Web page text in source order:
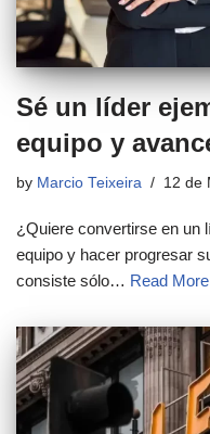
Sé un líder
equipo y
by Marcio Teixeira 12 de
¿Quiere convertirse en un
equipo y hacer progresar
consiste sólo… Read